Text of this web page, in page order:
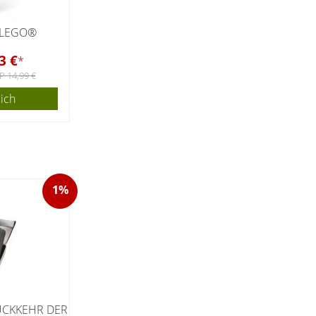
€*
14,99 €
1%
DER